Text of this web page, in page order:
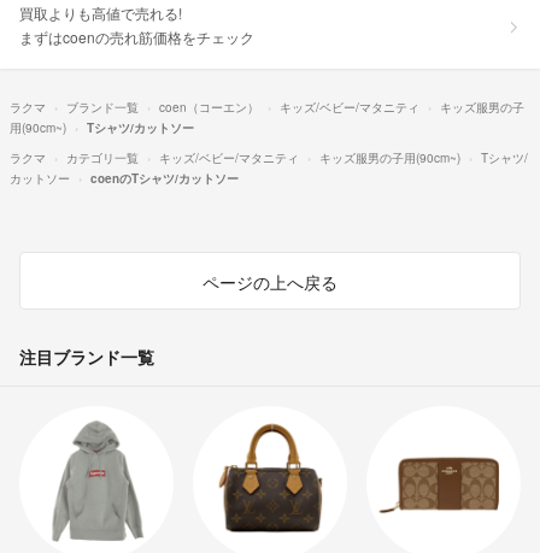
買取よりも高値で売れる!
まずはcoenの売れ筋価格をチェック
ラクマ ブランド一覧 coen（コーエン） キッズ/ベビー/マタニティ
キッズ服男の子
用(90cm~)
Tシャツ/カットソー
ラクマ
カテゴリ一覧 キッズ/ベビー/マタニティ キッズ服男の子用(90cm~)
Tシャツ/
カットソー
coenのTシャツ/カットソー
ページの上へ戻る
注目ブランド一覧